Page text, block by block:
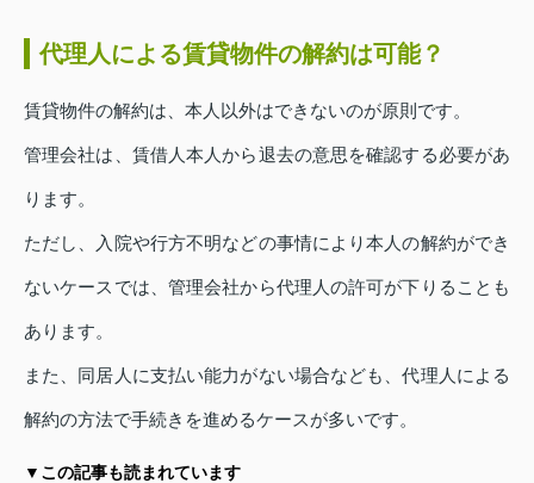
代理人による賃貸物件の解約は可能？
賃貸物件の解約は、本人以外はできないのが原則です。
管理会社は、賃借人本人から退去の意思を確認する必要があ
ります。
ただし、入院や行方不明などの事情により本人の解約ができ
ないケースでは、管理会社から代理人の許可が下りることも
あります。
また、同居人に支払い能力がない場合なども、代理人による
解約の方法で手続きを進めるケースが多いです。
▼この記事も読まれています